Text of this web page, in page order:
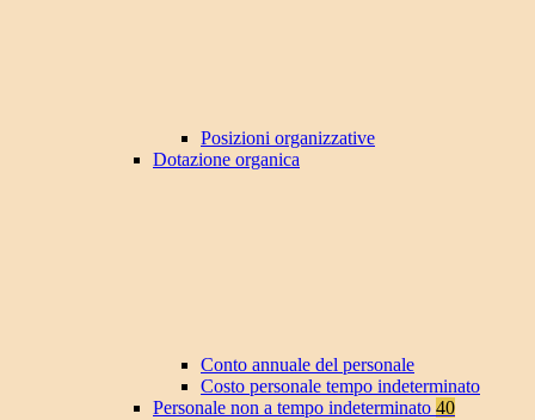
Posizioni organizzative
Dotazione organica
Conto annuale del personale
Costo personale tempo indeterminato
Personale non a tempo indeterminato 40